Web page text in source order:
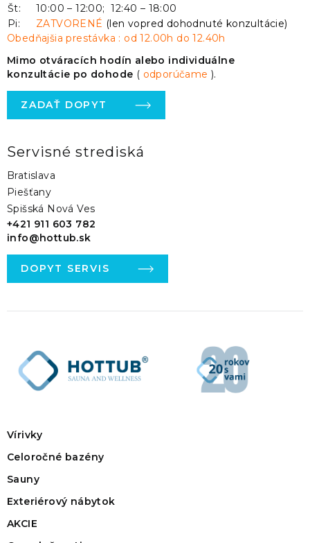
Št:
10:00 – 12:00; 12:40 – 18:00
Pi:
ZATVORENÉ (len vopred dohodnuté konzultácie)
Obedňajšia prestávka : od 12.00h do 12.40h
Mimo otváracích hodín alebo individuálne
konzultácie po dohode ( odporúčame).
ZADAŤ DOPYT
Servisné strediská
Bratislava
Piešťany
Spišská Nová Ves
+421 911 603 782
info@hottub.sk
DOPYT SERVIS
Vírivky
Celoročné bazény
Sauny
Exteriérový nábytok
AKCIE